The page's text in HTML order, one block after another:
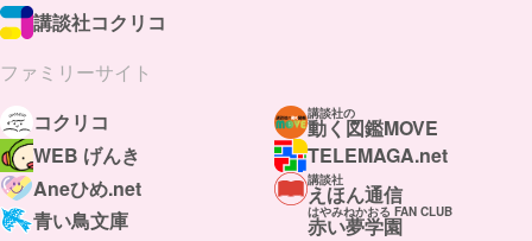
講談社コクリコ
ファミリーサイト
コクリコ
講談社の
動く図鑑MOVE
WEB げんき
TELEMAGA.net
Aneひめ.net
講談社
えほん通信
青い鳥文庫
はやみねかおる FAN CLUB
赤い夢学園